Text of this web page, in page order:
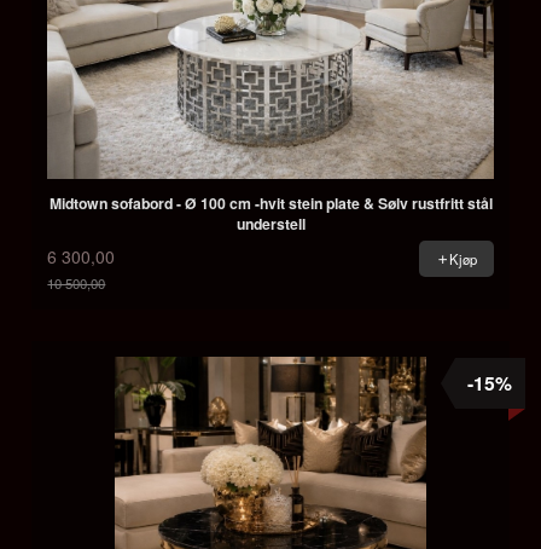
Midtown sofabord - Ø 100 cm -hvit stein plate & Sølv rustfritt stål
understell
6 300,00
10 500,00
Kjøp
-15%